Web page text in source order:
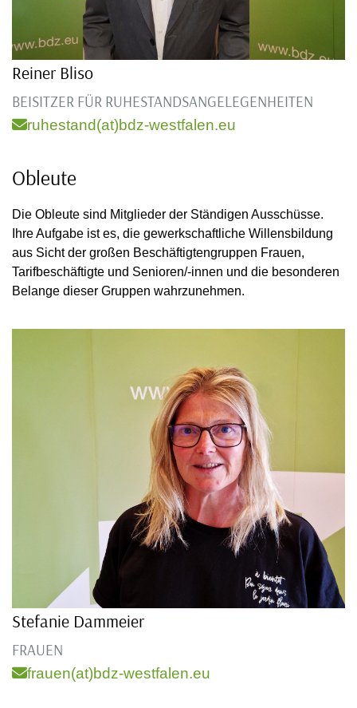
Reiner Bliso
BEISITZER FÜR RUHESTANDSANGELEGENHEITEN
ruhestand(at)bdz-westfalen.eu
Obleute
Die Obleute sind Mitglieder der Ständigen Ausschüsse.
Ihre Aufgabe ist es, die gewerkschaftliche Willensbildung
aus Sicht der großen Beschäftigtengruppen Frauen,
Tarifbeschäftigte und Senioren/-innen und die besonderen
Belange dieser Gruppen wahrzunehmen.
Stefanie Dammeier
FRAUEN
frauen(at)bdz-westfalen.eu